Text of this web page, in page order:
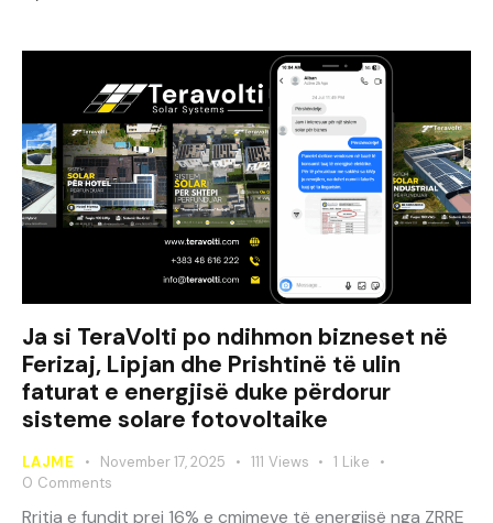
Ja si TeraVolti po ndihmon bizneset në
Ferizaj, Lipjan dhe Prishtinë të ulin
faturat e energjisë duke përdorur
sisteme solare fotovoltaike
LAJME November 17, 2025 111 Views 1 Like
0 Comments
Rritja e fundit prej 16% e çmimeve të energjisë nga ZRRE